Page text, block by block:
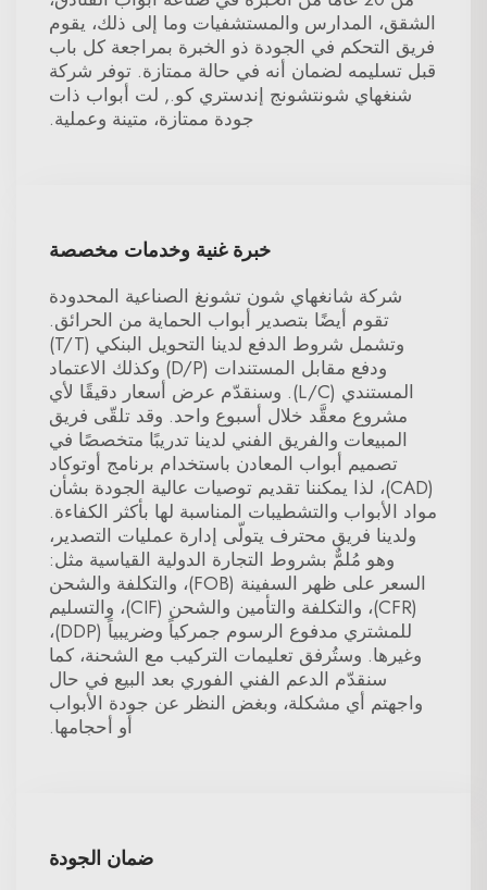
الشقق، المدارس والمستشفيات وما إلى ذلك، يقوم
فريق التحكم في الجودة ذو الخبرة بمراجعة كل باب
قبل تسليمه لضمان أنه في حالة ممتازة. توفر شركة
شنغهاي شونتشونج إندستري كو., لت أبواب ذات
جودة ممتازة، متينة وعملية.
خبرة غنية وخدمات مخصصة
شركة شانغهاي شون تشونغ الصناعية المحدودة
تقوم أيضًا بتصدير أبواب الحماية من الحرائق.
وتشمل شروط الدفع لدينا التحويل البنكي (T/T)
ودفع مقابل المستندات (D/P) وكذلك الاعتماد
المستندي (L/C). وسنقدّم عرض أسعار دقيقًا لأي
مشروع معقَّد خلال أسبوع واحد. وقد تلقّى فريق
المبيعات والفريق الفني لدينا تدريبًا متخصصًا في
تصميم أبواب المعادن باستخدام برنامج أوتوكاد
(CAD)، لذا يمكننا تقديم توصيات عالية الجودة بشأن
مواد الأبواب والتشطيبات المناسبة لها بأكثر الكفاءة.
ولدينا فريق محترف يتولّى إدارة عمليات التصدير،
وهو مُلمٌّ بشروط التجارة الدولية القياسية مثل:
السعر على ظهر السفينة (FOB)، والتكلفة والشحن
(CFR)، والتكلفة والتأمين والشحن (CIF)، والتسليم
للمشتري مدفوع الرسوم جمركياً وضريبياً (DDP)،
وغيرها. وستُرفق تعليمات التركيب مع الشحنة، كما
سنقدّم الدعم الفني الفوري بعد البيع في حال
واجهتم أي مشكلة، وبغض النظر عن جودة الأبواب
أو أحجامها.
ضمان الجودة